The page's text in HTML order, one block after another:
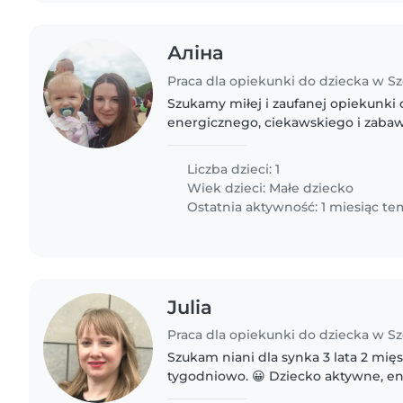
Аліна
Praca dla opiekunki do dziecka w
Szukamy miłej i zaufanej opiekunki
energicznego, ciekawskiego i
Liczba dzieci: 1
Wiek dzieci: Małe dziecko
Ostatnia aktywność: 1 miesiąc
Julia
Praca dla opiekunki do dziecka w
Szukam niani dla synka 3 lata 2
tygodniowo. 😀 Dziecko aktywne,